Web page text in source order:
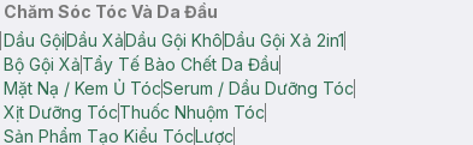
Chăm Sóc Tóc Và Da Đầu
Dầu GộiDầu XảDầu Gội KhôDầu Gội Xả 2in1
Bộ Gội XảTẩy Tế Bào Chết Da Đầu
Mặt Nạ / Kem Ủ TócSerum / Dầu Dưỡng Tóc
Xịt Dưỡng TócThuốc Nhuộm Tóc
Sản Phẩm Tạo Kiểu TócLược